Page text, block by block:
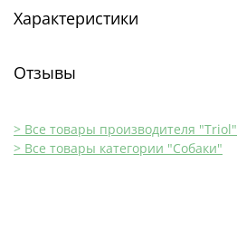
Характеристики
Отзывы
> Все товары производителя "Triol"
> Все товары категории "Собаки"